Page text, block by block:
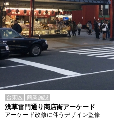
台東区 商業施設
浅草雷門通り商店街アーケード
アーケード改修に伴うデザイン監修